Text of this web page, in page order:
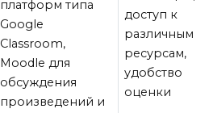
платформ типа
Google
Classroom,
Moodle для
обсуждения
произведений и
доступ к
различным
ресурсам,
удобство
оценки